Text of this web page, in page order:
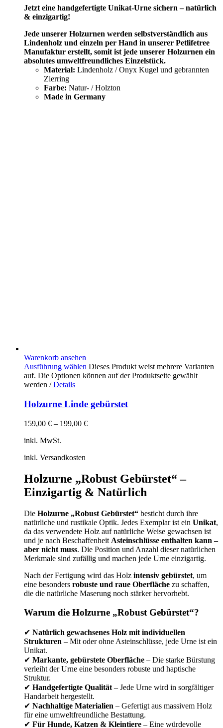
Jetzt eine handgefertigte Unikat-Urne sichern – natürlich
& einzigartig!
Jede unserer Holzurnen werden selbstverständlich aus
Lindenholz und einzeln per Hand in unserer Petlifetree
Manufaktur erstellt, somit ist jede unserer Holzurnen ein
absolutes umweltfreundliches Einzelstück.
Material: Lindenholz / Onyx Kugel und gebrannten
Zierring
Farbe: Natur- / Holzton
Made in Germany
Warenkorb ansehen
Ausführung wählen Dieses Produkt weist mehrere Varianten
auf. Die Optionen können auf der Produktseite gewählt
werden / Details
Holzurne Linde gebürstet
159,00 € – 199,00 €
inkl. MwSt.
inkl. Versandkosten
Holzurne „Robust Gebürstet“ –
Einzigartig & Natürlich
Die Holzurne „Robust Gebürstet“ besticht durch ihre
natürliche und rustikale Optik. Jedes Exemplar ist ein Unikat,
da das verwendete Holz auf natürliche Weise gewachsen ist
und je nach Beschaffenheit Asteinschlüsse enthalten kann –
aber nicht muss. Die Position und Anzahl dieser natürlichen
Merkmale sind zufällig und machen jede Urne einzigartig.
Nach der Fertigung wird das Holz intensiv gebürstet, um
eine besonders robuste und raue Oberfläche zu schaffen,
die die natürliche Maserung noch stärker hervorhebt.
Warum die Holzurne „Robust Gebürstet“?
✔ Natürlich gewachsenes Holz mit individuellen
Strukturen – Mit oder ohne Asteinschlüsse, jede Urne ist ein
Unikat.
✔ Markante, gebürstete Oberfläche – Die starke Bürstung
verleiht der Urne eine besonders robuste und haptische
Struktur.
✔ Handgefertigte Qualität – Jede Urne wird in sorgfältiger
Handarbeit hergestellt.
✔ Nachhaltige Materialien – Gefertigt aus massivem Holz
für eine umweltfreundliche Bestattung.
✔ Für Hunde, Katzen & Kleintiere – Eine würdevolle